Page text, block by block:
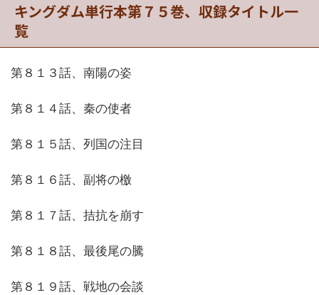
キングダム単行本第７５巻、収録タイトル一
覧
第８１３話、南陽の姿
第８１４話、秦の使者
第８１５話、列国の注目
第８１６話、副将の檄
第８１７話、拮抗を崩す
第８１８話、最後尾の騰
第８１９話、戦地の会談